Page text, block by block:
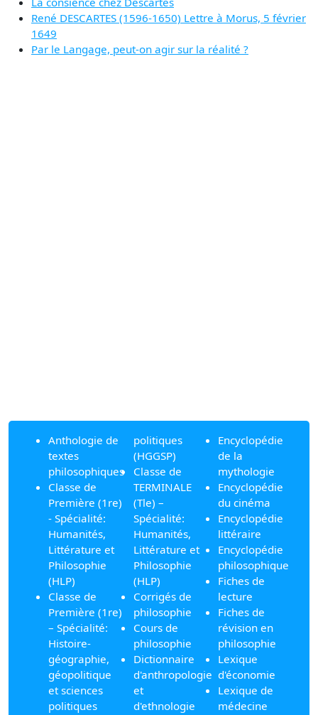
René DESCARTES (1596-1650) Lettre à Morus, 5 février
1649
Par le Langage, peut-on agir sur la réalité ?
Anthologie de
textes
philosophiques
Classe de
Première (1re)
- Spécialité:
Humanités,
Littérature et
Philosophie
(HLP)
Classe de
Première (1re)
– Spécialité:
Histoire-
géographie,
géopolitique
et sciences
politiques
politiques
(HGGSP)
Classe de
TERMINALE
(Tle) –
Spécialité:
Humanités,
Littérature et
Philosophie
(HLP)
Corrigés de
philosophie
Cours de
philosophie
Dictionnaire
d'anthropologie
et
d'ethnologie
Encyclopédie
de la
mythologie
Encyclopédie
du cinéma
Encyclopédie
littéraire
Encyclopédie
philosophique
Fiches de
lecture
Fiches de
révision en
philosophie
Lexique
d'économie
Lexique de
médecine